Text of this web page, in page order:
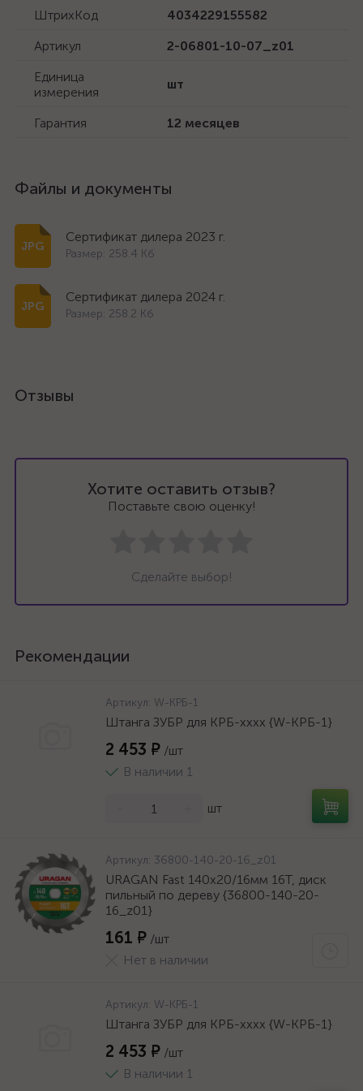
ШтрихКод
4034229155582
Артикул
2-06801-10-07_z01
Единица
измерения
шт
Гарантия 12 месяцев
Файлы и документы
Сертификат дилера 2023 г.
Размер: 258.4 Кб
Сертификат дилера 2024 г.
Размер: 258.2 Кб
Отзывы
Хотите оставить отзыв?
Поставьте свою оценку!
Сделайте выбор!
Рекомендации
Артикул: W-КРБ-1
Штанга ЗУБР для КРБ-хххх {W-КРБ-1}
2 453 ₽ /шт
В наличии 1
шт
Артикул: 36800-140-20-16_z01
URAGAN Fast 140x20/16мм 16Т, диск
пильный по дереву {36800-140-20-
16_z01}
161 ₽ /шт
Нет в наличии
Артикул: W-КРБ-1
Штанга ЗУБР для КРБ-хххх {W-КРБ-1}
2 453 ₽ /шт
В наличии 1